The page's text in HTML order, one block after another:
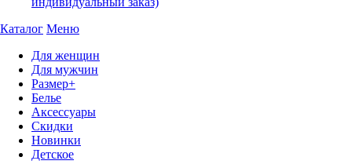
Каталог Меню
Для женщин
Для мужчин
Размер+
Белье
Аксессуары
Скидки
Новинки
Детское